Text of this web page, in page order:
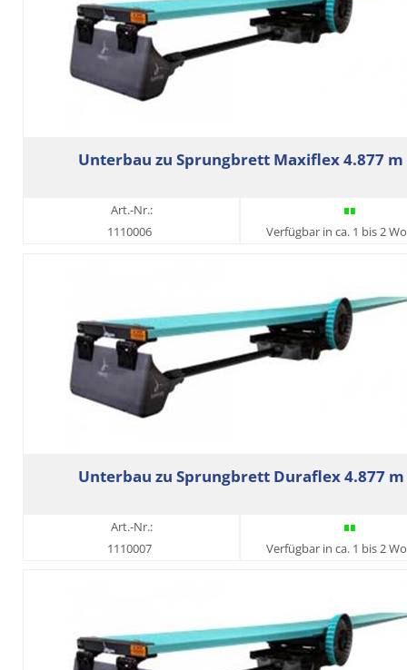
Unterbau zu Sprungbrett Maxiflex 4.877 m
Art.-Nr.:
1110006
Verfügbar in ca. 1 bis 2
Unterbau zu Sprungbrett Duraflex 4.877 m
Art.-Nr.:
1110007
Verfügbar in ca. 1 bis 2